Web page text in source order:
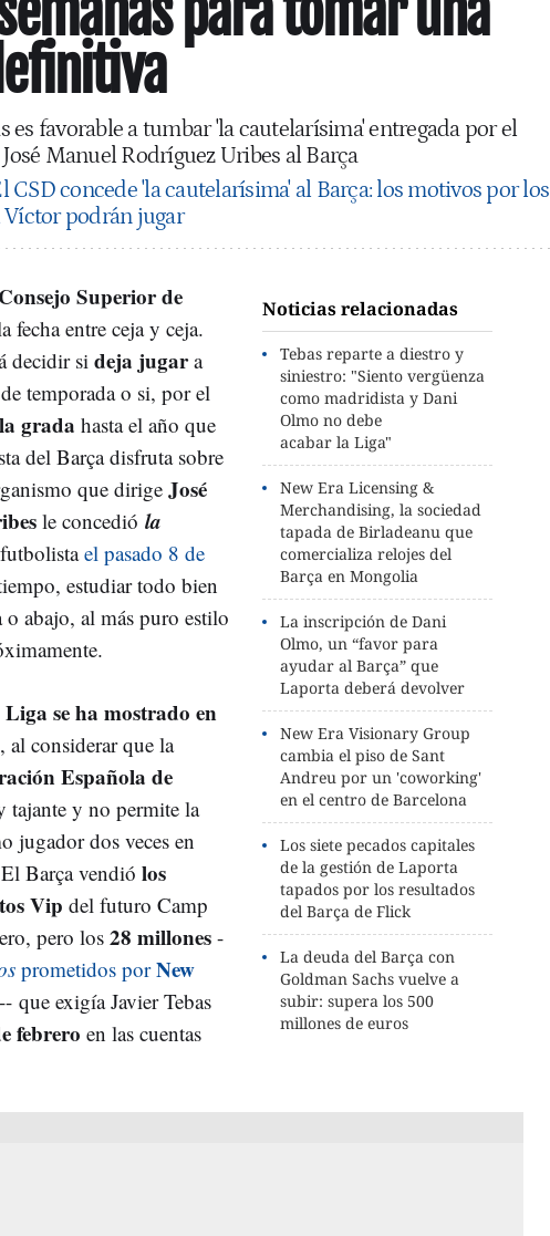
es favorable a tumbar 'la cautelarísima' entregada por el
Manuel Rodríguez Uribes al Barça
CSD concede 'la cautelarísima' al Barça: los motivos por los
podrán jugar
Noticias relacionadas
Tebas reparte a diestro y
siniestro: "Siento vergüenza
como madridista y Dani
Olmo no debe
acabar la Liga"
New Era Licensing &
Merchandising, la sociedad
tapada de Birladeanu que
comercializa relojes del
Barça en Mongolia
La inscripción de Dani
Olmo, un “favor para
ayudar al Barça” que
Laporta deberá devolver
New Era Visionary Group
cambia el piso de Sant
Andreu por un 'coworking'
en el centro de Barcelona
Los siete pecados capitales
de la gestión de Laporta
tapados por los resultados
del Barça de Flick
La deuda del Barça con
Goldman Sachs vuelve a
subir: supera los 500
millones de euros
Consejo Superior de
fecha entre ceja y ceja.
decidir si deja jugara
temporada o si, por el
grada hasta el año que
del Barça disfruta sobre
que dirigeJosé
le concedió la
el pasado 8 de
estudiar todo bien
abajo, al más puro estilo
se ha mostrado en
al considerar que la
Española de
tajante y no permite la
jugador dos veces en
Barça vendió los
Vip del futuro Camp
pero los 28 millones -
prometidos porNew
-- que exigía Javier Tebas
febrero en las cuentas